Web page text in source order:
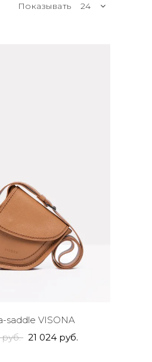
Показывать
saddle VISONA
руб. 21 024 руб.